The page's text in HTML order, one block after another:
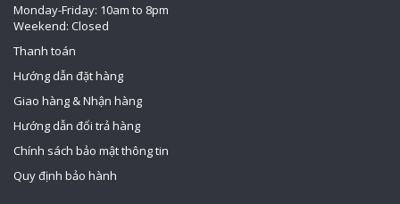
Monday-Friday: 10am to 8pm
Weekend: Closed
Thanh toán
Hướng dẫn đặt hàng
Giao hàng & Nhận hàng
Hướng dẫn đổi trả hàng
Chính sách bảo mật thông tin
Quy định bảo hành